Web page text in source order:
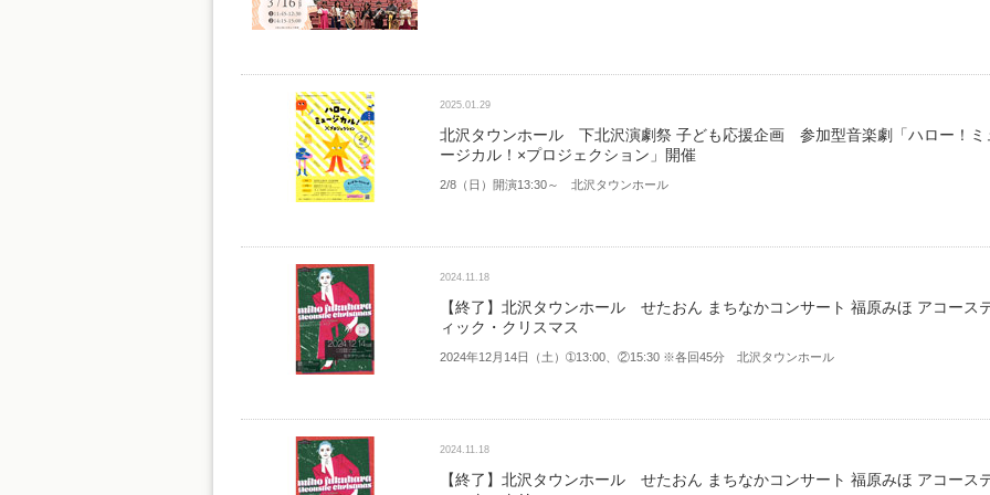
2025.01.29
北沢タウンホール 下北沢演劇祭 子ども応援企画 参加型音楽劇「ハロー！ミ
ージカル！×プロジェクション」開催
2/8（日）開演13:30～ 北沢タウンホール
2024.11.18
【終了】北沢タウンホール せたおん まちなかコンサート 福原みほ アコース
ィック・クリスマス
2024年12月14日（土）➀13:00、②15:30 ※各回45分 北沢タウンホール
2024.11.18
【終了】北沢タウンホール せたおん まちなかコンサート 福原みほ アコース